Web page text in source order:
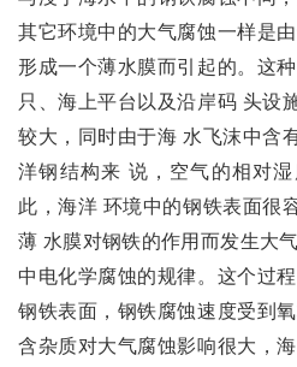
其它环境中的大气腐蚀一样是
形成一个薄水膜而引起的。这
只、海上平台以及沿岸码 头设
较大，同时由于海 水飞沫中含
洋钢结构来 说，空气的相对
此，海洋 环境中的钢铁表面很
薄 水膜对钢铁的作用而发生大
中电化学腐蚀的规律。这个过
钢铁表面，钢铁腐蚀速度受到
含杂质对大气腐蚀影响很大，